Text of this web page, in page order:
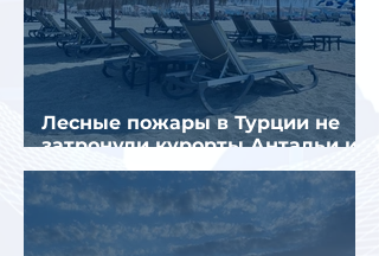
Лесные пожары в Турции не
затронули курорты Антальи и
Муглы